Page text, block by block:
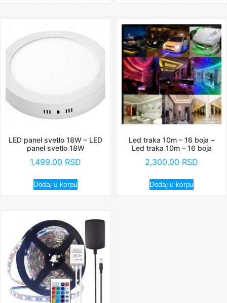
LED panel svetlo 18W – LED
panel svetlo 18W
1,499.00 RSD
Dodaj u korpu
Led traka 10m – 16 boja –
Led traka 10m – 16 boja
2,300.00 RSD
Dodaj u korpu